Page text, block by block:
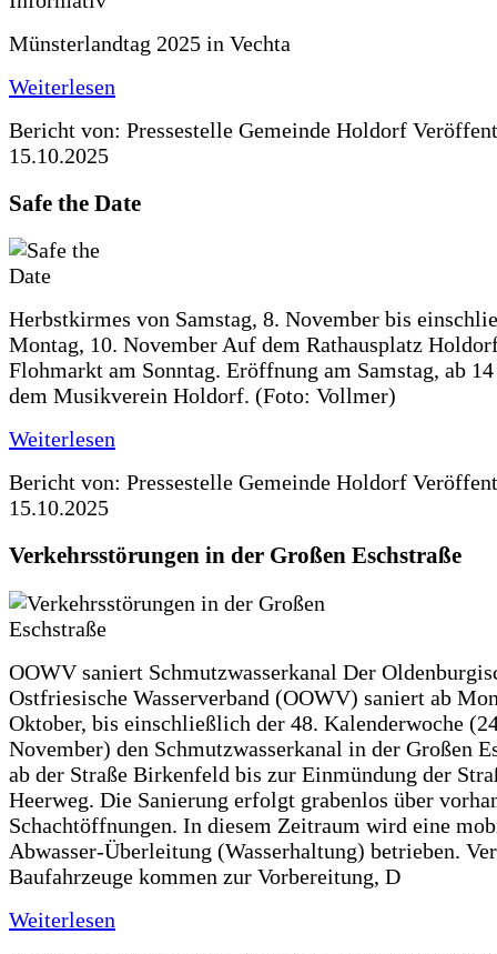
Münsterlandtag 2025 in Vechta
Weiterlesen
Bericht von: Pressestelle Gemeinde Holdorf
15.10.2025
Safe the Date
Herbstkirmes von Samstag, 8. November bis
Montag, 10. November Auf dem Rathausplatz
Flohmarkt am Sonntag. Eröffnung am Samstag, ab
dem Musikverein Holdorf. (Foto: Vollmer)
Weiterlesen
Bericht von: Pressestelle Gemeinde Holdorf
15.10.2025
Verkehrsstörungen in der Großen Eschstraße
OOWV saniert Schmutzwasserkanal Der
Ostfriesische Wasserverband (OOWV) saniert ab
Oktober, bis einschließlich der 48. Kalenderwoche
November) den Schmutzwasserkanal in der Großen
ab der Straße Birkenfeld bis zur Einmündung der
Heerweg. Die Sanierung erfolgt grabenlos über
Schachtöffnungen. In diesem Zeitraum wird eine
Abwasser-Überleitung (Wasserhaltung) betrieben.
Baufahrzeuge kommen zur Vorbereitung, D
Weiterlesen